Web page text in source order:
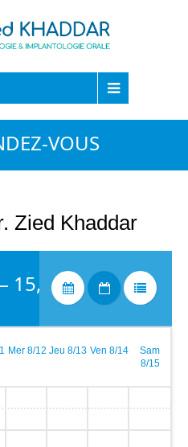
CHERCHER
VOUS
Zied Khaddar
15, 2026
Mer 8/12 Jeu 8/13 Ven 8/14
Sam
8/15